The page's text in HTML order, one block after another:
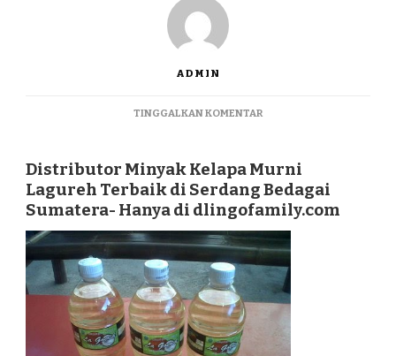
ADMIN
TINGGALKAN KOMENTARPADA
KELAPA
MURNI
LAGUREH
TERBAIK
DI
SERDANG
BEDAGAI
SUMATERA
Distributor Minyak Kelapa Murni
Lagureh Terbaik di Serdang Bedagai
Sumatera- Hanya di dlingofamily.com